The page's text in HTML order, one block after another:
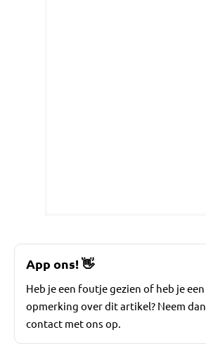
App ons!👋
Heb je een foutje gezien of heb je een
opmerking over dit artikel? Neem dan
contact met ons op.